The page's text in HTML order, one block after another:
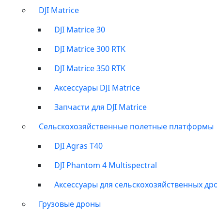
DJI Matrice
DJI Matrice 30
DJI Matrice 300 RTK
DJI Matrice 350 RTK
Аксессуары DJI Matrice
Запчасти для DJI Matrice
Сельскохозяйственные полетные платформы
DJI Agras T40
DJI Phantom 4 Multispectral
Аксессуары для сельскохозяйственных
Грузовые дроны